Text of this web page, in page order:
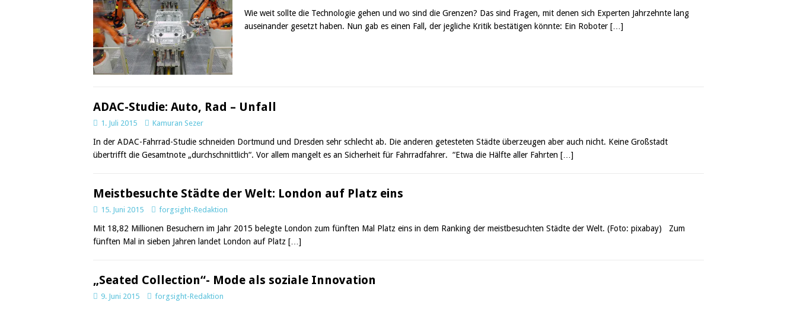
Wie weit sollte die Technologie gehen und wo sind die Grenzen? Das sind Fragen, mit denen sich Experten Jahrzehnte lang
auseinander gesetzt haben. Nun gab es einen Fall, der jegliche Kritik bestätigen könnte: Ein Roboter […]
ADAC-Studie: Auto, Rad – Unfall
1. Juli 2015 Kamuran Sezer
In der ADAC-Fahrrad-Studie schneiden Dortmund und Dresden sehr schlecht ab. Die anderen getesteten Städte überzeugen aber auch nicht. Keine Großstadt
übertrifft die Gesamtnote „durchschnittlich“. Vor allem mangelt es an Sicherheit für Fahrradfahrer. “Etwa die Hälfte aller Fahrten […]
Meistbesuchte Städte der Welt: London auf Platz eins
15. Juni 2015 forgsight-Redaktion
Mit 18,82 Millionen Besuchern im Jahr 2015 belegte London zum fünften Mal Platz eins in dem Ranking der meistbesuchten Städte der Welt. (Foto: pixabay) Zum
fünften Mal in sieben Jahren landet London auf Platz […]
„Seated Collection“- Mode als soziale Innovation
9. Juni 2015 forgsight-Redaktion